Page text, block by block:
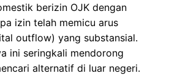
berizin OJK dengan
izin telah memicu arus
outflow) yang substansial.
ini seringkali mendorong
alternatif di luar negeri.